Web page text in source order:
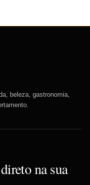
beleza, gastronomia,
na sua